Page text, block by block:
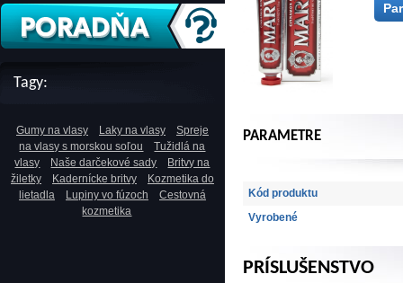
Tagy:
Gumy na vlasy Laky na vlasy
Spreje
na vlasy s morskou soľou
Tužidlá na
vlasy
Naše darčekové sady
Britvy na
žiletky
Kadernícke britvy
Kozmetika do
lietadla
Lupiny vo fúzoch
Cestovná
kozmetika
PARAMETRE
Kód produktu
Vyrobené
PRÍSLUŠENSTVO